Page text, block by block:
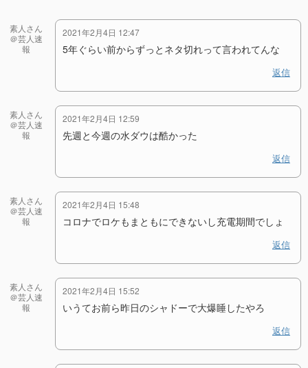
素人さん
＠芸人速
報
2021年2月4日 12:47
5年ぐらい前からずっとネタ切れって言われてんな
返信
素人さん
＠芸人速
報
2021年2月4日 12:59
先週と今週の水ダウは酷かった
返信
素人さん
＠芸人速
報
2021年2月4日 15:48
コロナでロケもまともにできないし充電期間でしょ
返信
素人さん
＠芸人速
報
2021年2月4日 15:52
いうてお前ら昨日のシャドーで大爆睡したやろ
返信